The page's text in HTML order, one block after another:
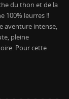
du thon et de la
100% leurres !!
aventure intense,
pleine
Pour cette